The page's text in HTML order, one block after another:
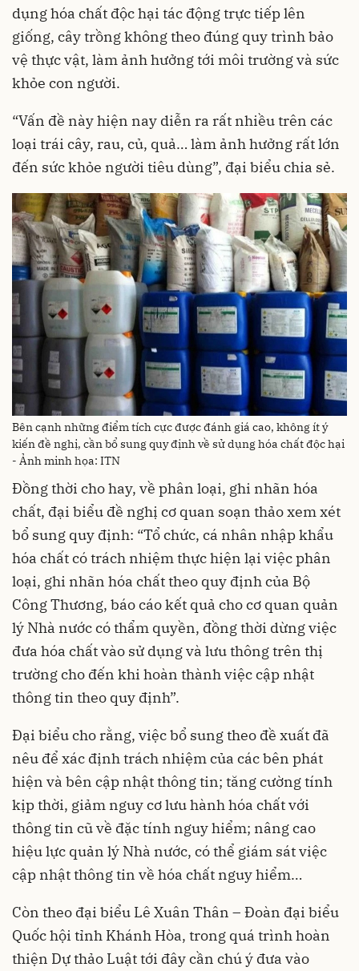
dụng hóa chất độc hại tác động trực tiếp lên
giống, cây trồng không theo đúng quy trình bảo
vệ thực vật, làm ảnh hưởng tới môi trường và sức
khỏe con người.
“Vấn đề này hiện nay diễn ra rất nhiều trên các
loại trái cây, rau, củ, quả… làm ảnh hưởng rất lớn
đến sức khỏe người tiêu dùng”, đại biểu chia sẻ.
Bên cạnh những điểm tích cực được đánh giá cao, không ít ý
kiến đề nghị, cần bổ sung quy định về sử dụng hóa chất độc hại
- Ảnh minh họa: ITN
Đồng thời cho hay, về phân loại, ghi nhãn hóa
chất, đại biểu đề nghị cơ quan soạn thảo xem xét
bổ sung quy định: “Tổ chức, cá nhân nhập khẩu
hóa chất có trách nhiệm thực hiện lại việc phân
loại, ghi nhãn hóa chất theo quy định của Bộ
Công Thương, báo cáo kết quả cho cơ quan quản
lý Nhà nước có thẩm quyền, đồng thời dừng việc
đưa hóa chất vào sử dụng và lưu thông trên thị
trường cho đến khi hoàn thành việc cập nhật
thông tin theo quy định”.
Đại biểu cho rằng, việc bổ sung theo đề xuất đã
nêu để xác định trách nhiệm của các bên phát
hiện và bên cập nhật thông tin; tăng cường tính
kịp thời, giảm nguy cơ lưu hành hóa chất với
thông tin cũ về đặc tính nguy hiểm; nâng cao
hiệu lực quản lý Nhà nước, có thể giám sát việc
cập nhật thông tin về hóa chất nguy hiểm…
Còn theo đại biểu Lê Xuân Thân – Đoàn đại biểu
Quốc hội tỉnh Khánh Hòa, trong quá trình hoàn
thiện Dự thảo Luật tới đây cần chú ý đưa vào